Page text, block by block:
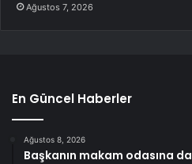
Ağustos 7, 2026
En Güncel Haberler
Ağustos 8, 2026
Başkanın makam odasına